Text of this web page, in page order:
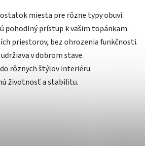
miesta pre rôzne typy obuvi.
pohodlný prístup k vašim topánkam.
priestorov, bez ohrozenia funkčnosti.
v dobrom stave.
rôznych štýlov interiéru.
životnosť a stabilitu.